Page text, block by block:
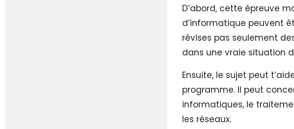
D’abord, cette épreuve
d’informatique peuvent
révises pas seulement
dans une vraie situation
Ensuite, le sujet peut
programme. Il peut
informatiques, le
les réseaux.